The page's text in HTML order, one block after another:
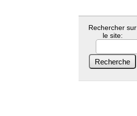
Rechercher sur
le site: